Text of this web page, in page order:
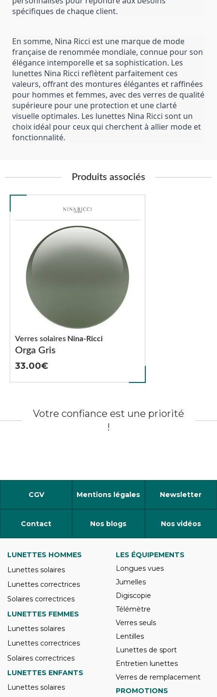
spécifiques de chaque client.
En somme, Nina Ricci est une marque de mode
française de renommée mondiale, connue pour son
élégance intemporelle et sa sophistication. Les
lunettes Nina Ricci reflètent parfaitement ces
valeurs, offrant des montures élégantes et raffinées
pour hommes et femmes, avec des verres de qualité
supérieure pour une protection et une clarté
visuelle optimales. Les lunettes Nina Ricci sont un
choix idéal pour ceux qui cherchent à allier mode et
fonctionnalité.
Produits associés
Orga Gris
Verres solaires Nina-Ricci
33.00
Votre confiance est une priorité
!
CGV Mentions légales Newsletter
Contact Nos blogs Nos vidéos
LUNETTES HOMMES
Lunettes solaires
Lunettes correctrices
Solaires correctrices
LUNETTES FEMMES
Lunettes solaires
Lunettes correctrices
Solaires correctrices
LUNETTES ENFANTS
Lunettes solaires
LES ÉQUIPEMENTS
Longues vues
Jumelles
Digiscopie
Télémètre
Verres seuls
Lentilles
Lunettes de sport
Entretien lunettes
Verres de remplacement
PROMOTIONS